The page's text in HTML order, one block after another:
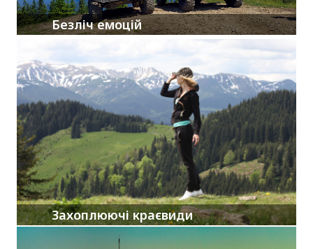
Безліч емоцій
Захоплюючі краєвиди